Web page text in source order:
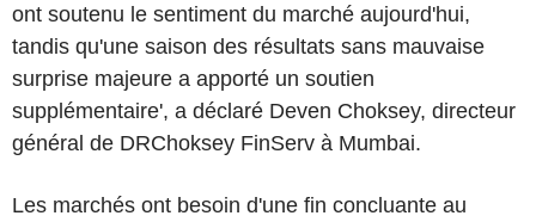
ont soutenu le sentiment du marché aujourd'hui,
tandis qu'une saison des résultats sans mauvaise
surprise majeure a apporté un soutien
supplémentaire', a déclaré Deven Choksey, directeur
général de DRChoksey FinServ à Mumbai.
Les marchés ont besoin d'une fin concluante au